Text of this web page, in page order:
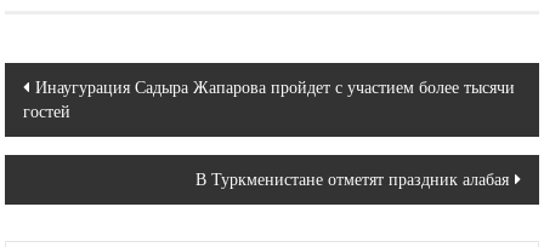
Навигация
по
Инаугурация Садыра Жапарова пройдет с участием более тысячи
гостей
В Туркменистане отметят праздник алабая